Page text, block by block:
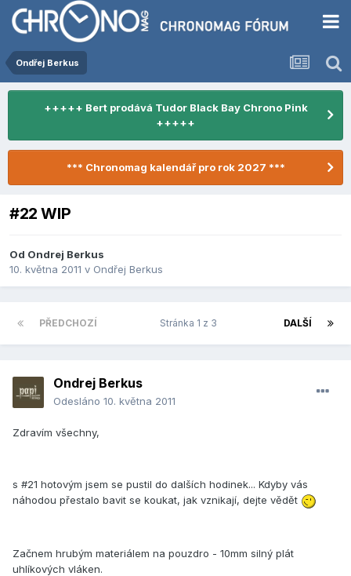
Ondřej Berkus
+++++ Bert prodává Tudor Black Bay Chrono Pink
+++++
*** Chronomag kalendář pro rok 2027 ***
#22 WIP
Od Ondrej Berkus
10. května 2011 v Ondřej Berkus
PŘEDCHOZÍ DALŠÍ
Stránka 1 z 3
Ondrej Berkus
Odesláno 10. května 2011
Zdravím všechny,
s #21 hotovým jsem se pustil do dalších hodinek... Kdyby vás
náhodou přestalo bavit se koukat, jak vznikají, dejte vědět
Začnem hrubým materiálem na pouzdro - 10mm silný plát
uhlíkových vláken.